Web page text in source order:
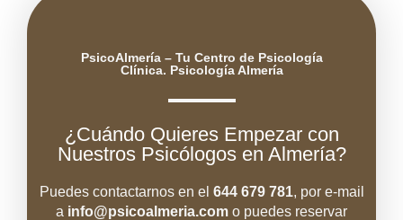
PsicoAlmería – Tu Centro de Psicología
Clínica. Psicología Almería
¿Cuándo Quieres Empezar con
Nuestros Psicólogos en Almería?
Puedes contactarnos en el 644 679 781, por e-mail
a info@psicoal meria.com o puedes reservar